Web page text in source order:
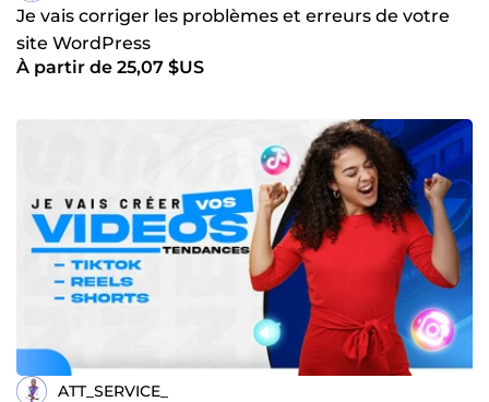
Je vais corriger les problèmes et erreurs de votre
site WordPress
À partir de 25,07 $US
ATT_SERVICE_